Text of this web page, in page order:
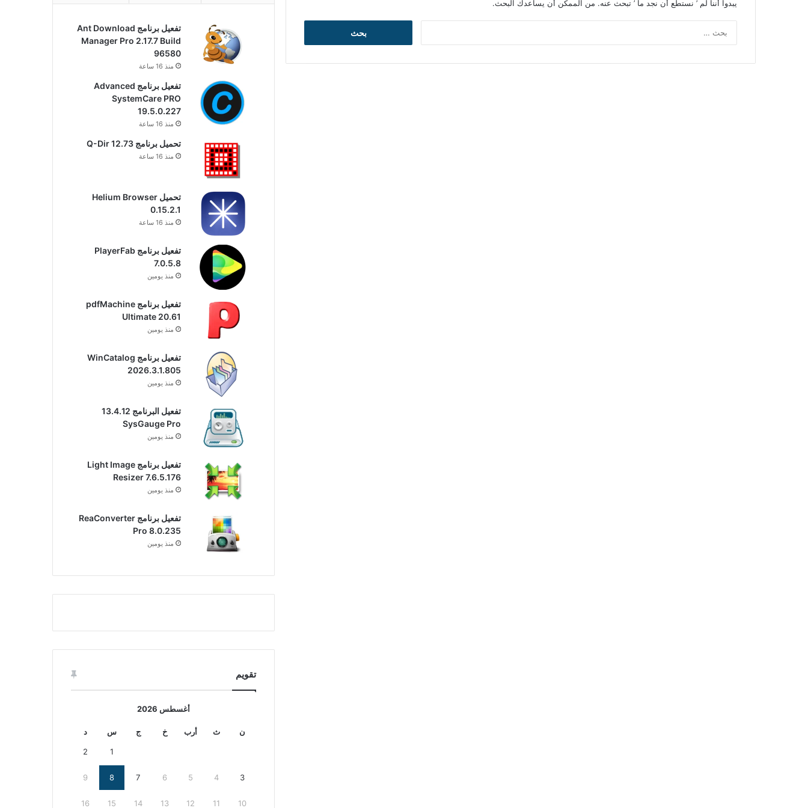
يبدوا أننا لم ’ نستطع أن نجد ما ’ تبحث عنه. من الممكن أن يساعدك البحث.
ح
تفعيل برنامج Ant Download
Manager Pro 2.17.7 Build
96580
منذ 16 ساعة
تفعيل برنامج Advanced
SystemCare PRO
19.5.0.227
منذ 16 ساعة
تحميل برنامج Q-Dir 12.73
منذ 16 ساعة
تحميل Helium Browser
0.15.2.1
منذ 16 ساعة
تفعيل برنامج PlayerFab
7.0.5.8
منذ يومين
تفعيل برنامج pdfMachine
Ultimate 20.61
منذ يومين
تفعيل برنامج WinCatalog
2026.3.1.805
منذ يومين
تفعيل البرنامج 13.4.12
SysGauge Pro
منذ يومين
تفعيل برنامج Light Image
Resizer 7.6.5.176
منذ يومين
تفعيل برنامج ReaConverter
Pro 8.0.235
منذ يومين
تقويم
أغسطس 2026
ن ث أرب خ ج س د
1
2
3
4
5
6
7
8
9
10
11
12
13
14
15
16